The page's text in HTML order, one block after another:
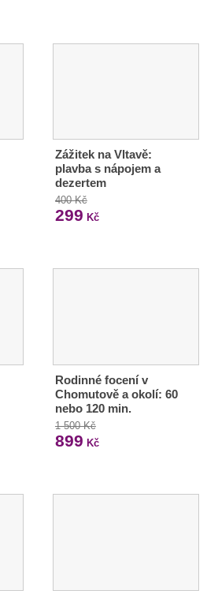
Zážitek na Vltavě:
plavba s nápojem a
dezertem
400 Kč
299 Kč
Rodinné focení v
Chomutově a okolí: 60
nebo 120 min.
1 500 Kč
899 Kč